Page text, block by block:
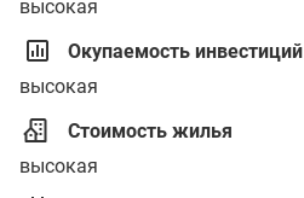
высокая
Окупаемость инвестиций
высокая
Стоимость жилья
высокая